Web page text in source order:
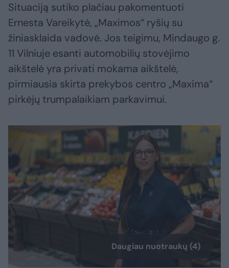
Situaciją sutiko plačiau pakomentuoti
Ernesta Vareikytė, „Maximos“ ryšių su
žiniasklaida vadovė. Jos teigimu, Mindaugo g.
11 Vilniuje esanti automobilių stovėjimo
aikštelė yra privati mokama aikštelė,
pirmiausia skirta prekybos centro „Maxima“
pirkėjų trumpalaikiam parkavimui.
Daugiau nuotraukų (4)